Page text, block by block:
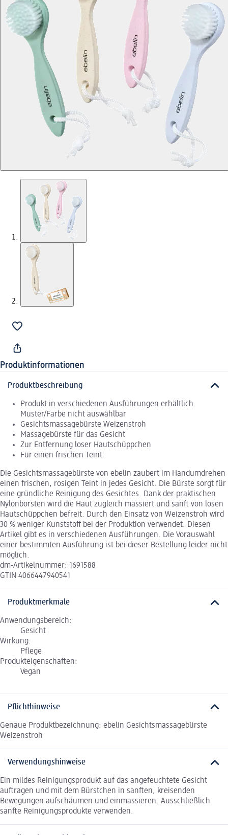
Produktinformationen
Produktbeschreibung
Produkt in verschiedenen Ausführungen erhältlich.
Muster/Farbe nicht auswählbar
Gesichtsmassagebürste Weizenstroh
Massagebürste für das Gesicht
Zur Entfernung loser Hautschüppchen
Für einen frischen Teint
Die Gesichtsmassagebürste von ebelin zaubert im Handumdrehen
einen frischen, rosigen Teint in jedes Gesicht. Die Bürste sorgt für
eine gründliche Reinigung des Gesichtes. Dank der praktischen
Nylonborsten wird die Haut zugleich massiert und sanft von losen
Hautschüppchen befreit. Durch den Einsatz von Weizenstroh wird
30 % weniger Kunststoff bei der Produktion verwendet. Diesen
Artikel gibt es in verschiedenen Ausführungen. Die Vorauswahl
einer bestimmten Ausführung ist bei dieser Bestellung leider nicht
möglich.
dm-Artikelnummer: 1691588
GTIN 4066447940541
Produktmerkmale
Anwendungsbereich:
Gesicht
Wirkung:
Pflege
Produkteigenschaften:
Vegan
Pflichthinweise
Genaue Produktbezeichnung: ebelin Gesichtsmassagebürste
Weizenstroh
Verwendungshinweise
Ein mildes Reinigungsprodukt auf das angefeuchtete Gesicht
auftragen und mit dem Bürstchen in sanften, kreisenden
Bewegungen aufschäumen und einmassieren. Ausschließlich
sanfte Reinigungsprodukte verwenden.